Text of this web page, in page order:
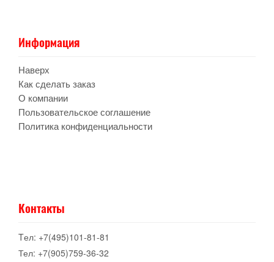
Информация
Наверх
Как сделать заказ
О компании
Пользовательское соглашение
Политика конфиденциальности
Контакты
Tел: +7(495)101-81-81
Тел: +7(905)759-36-32